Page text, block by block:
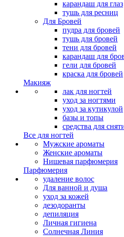
карандаш для глаз
тушь для ресниц
Для Бровей
пудра для бровей
тушь для бровей
тени для бровей
карандаш для
гели для бровей
краска для бровей
Макияж
лак для ногтей
уход за ногтями
уход за кутикулой
базы и топы
средства для
Все для ногтей
Мужские ароматы
Женские ароматы
Нишевая парфюмерия
Парфюмерия
удаление волос
Для ванной и душа
уход за кожей
дезодоранты
депиляция
Личная гигиена
Солнечная Линия